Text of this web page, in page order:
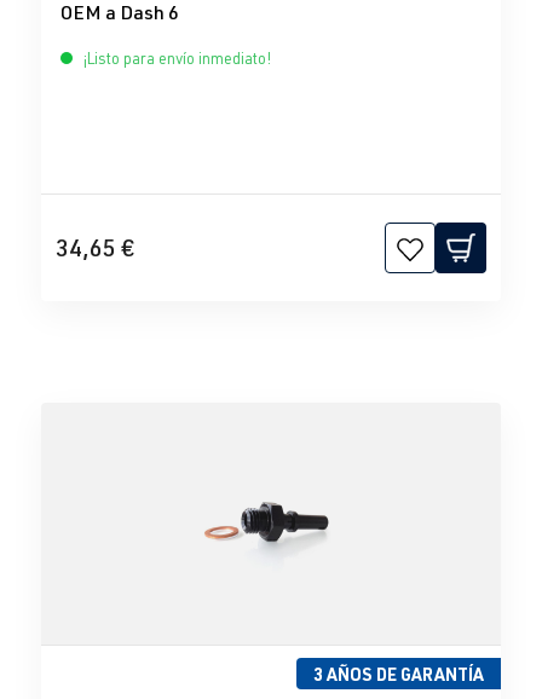
OEM a Dash 6
¡Listo para envío inmediato!
34,65 €
3 AÑOS DE GARANTÍA